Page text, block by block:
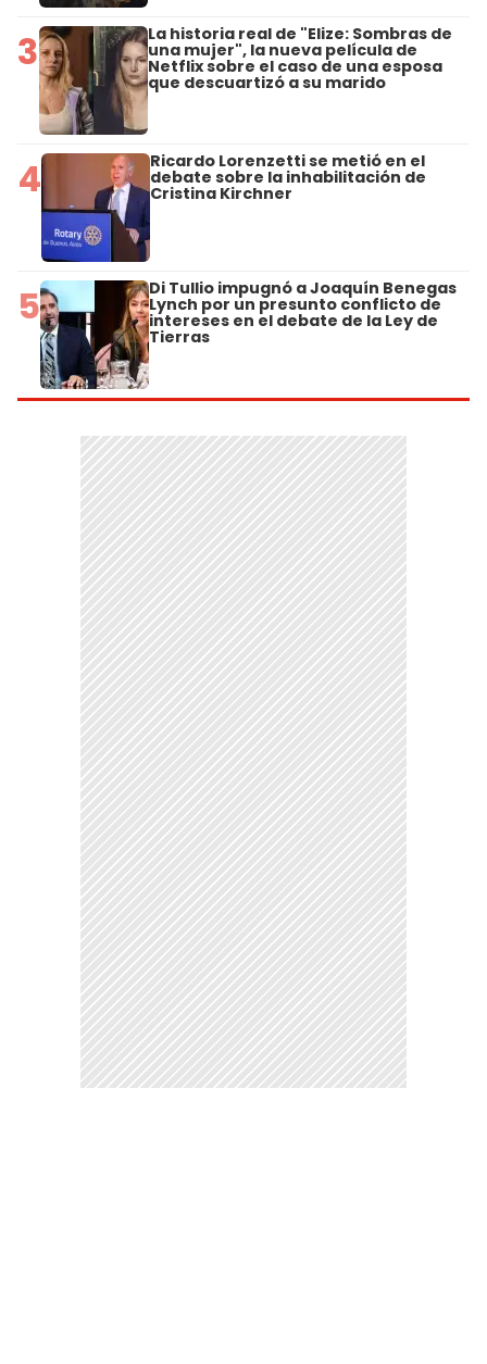
3 La historia real de "Elize: Sombras de
una mujer", la nueva película de
Netflix sobre el caso de una esposa
que descuartizó a su marido
4 Ricardo Lorenzetti se metió en el
debate sobre la inhabilitación de
Cristina Kirchner
5 Di Tullio impugnó a Joaquín Benegas
Lynch por un presunto conflicto de
intereses en el debate de la Ley de
Tierras